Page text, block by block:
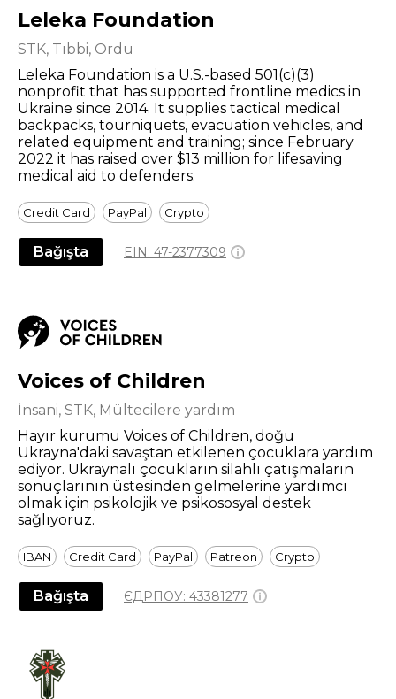
Leleka Foundation
STK, Tıbbi, Ordu
Leleka Foundation is a U.S.-based 501(c)(3)
nonprofit that has supported frontline medics in
Ukraine since 2014. It supplies tactical medical
backpacks, tourniquets, evacuation vehicles, and
related equipment and training; since February
2022 it has raised over $13 million for lifesaving
medical aid to defenders.
Credit Card PayPal Crypto
Bağışta EIN: 47-2377309
Voices of Children
İnsani, STK, Mültecilere yardım
Hayır kurumu Voices of Children, doğu
Ukrayna'daki savaştan etkilenen çocuklara yardım
ediyor. Ukraynalı çocukların silahlı çatışmaların
sonuçlarının üstesinden gelmelerine yardımcı
olmak için psikolojik ve psikososyal destek
sağlıyoruz.
IBAN Credit Card PayPal Patreon Crypto
Bağışta ЄДРПОУ: 43381277